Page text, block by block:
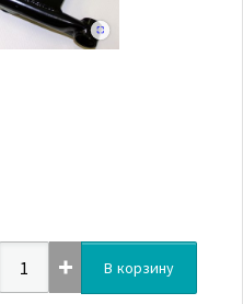
В корзину